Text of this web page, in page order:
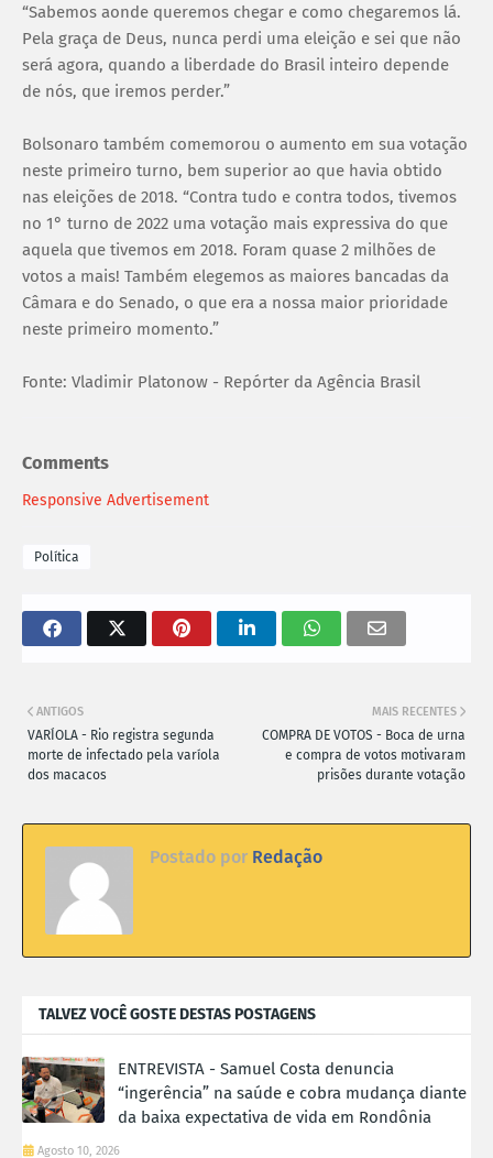
“Sabemos aonde queremos chegar e como chegaremos lá.
Pela graça de Deus, nunca perdi uma eleição e sei que não
será agora, quando a liberdade do Brasil inteiro depende
de nós, que iremos perder.”
Bolsonaro também comemorou o aumento em sua votação
neste primeiro turno, bem superior ao que havia obtido
nas eleições de 2018. “Contra tudo e contra todos, tivemos
no 1° turno de 2022 uma votação mais expressiva do que
aquela que tivemos em 2018. Foram quase 2 milhões de
votos a mais! Também elegemos as maiores bancadas da
Câmara e do Senado, o que era a nossa maior prioridade
neste primeiro momento.”
Fonte: Vladimir Platonow - Repórter da Agência Brasil
Comments
Responsive Advertisement
Política
MAIS RECENTES
COMPRA DE VOTOS - Boca de urna
e compra de votos motivaram
prisões durante votação
ANTIGOS
VARÍOLA - Rio registra segunda
morte de infectado pela varíola
dos macacos
Postado por Redação
TALVEZ VOCÊ GOSTE DESTAS POSTAGENS
ENTREVISTA - Samuel Costa denuncia
“ingerência” na saúde e cobra mudança diante
da baixa expectativa de vida em Rondônia
Agosto 10, 2026